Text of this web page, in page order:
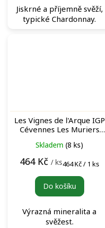
Jiskrné a příjemně svěží,
typické Chardonnay.
Les Vignes de l'Arque IGP
Cévennes Les Muriers
Skladem (8 ks)
464 Kč / ksMěrná
464 Kč / 1 ks
Do košíku
Výrazná mineralita a
svěžest.